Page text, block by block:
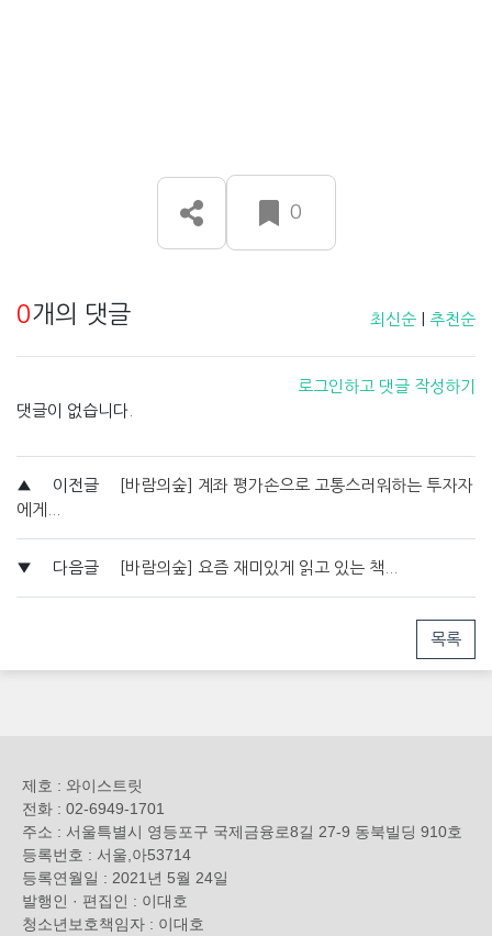
0
0개의 댓글 최신순 추천순
로그인하고 댓글 작성하기
댓글이 없습니다.
▲ 이전글
[바람의숲] 계좌 평가손으로 고통스러워하는 투자자
에게...
▼ 다음글 [바람의숲] 요즘 재미있게 읽고 있는 책...
목록
제호 : 와이스트릿
전화 : 02-6949-1701
주소 : 서울특별시 영등포구 국제금융로8길 27-9 동북빌딩 910호
등록번호 : 서울,아53714
등록연월일 : 2021년 5월 24일
발행인 · 편집인 : 이대호
청소년보호책임자 : 이대호